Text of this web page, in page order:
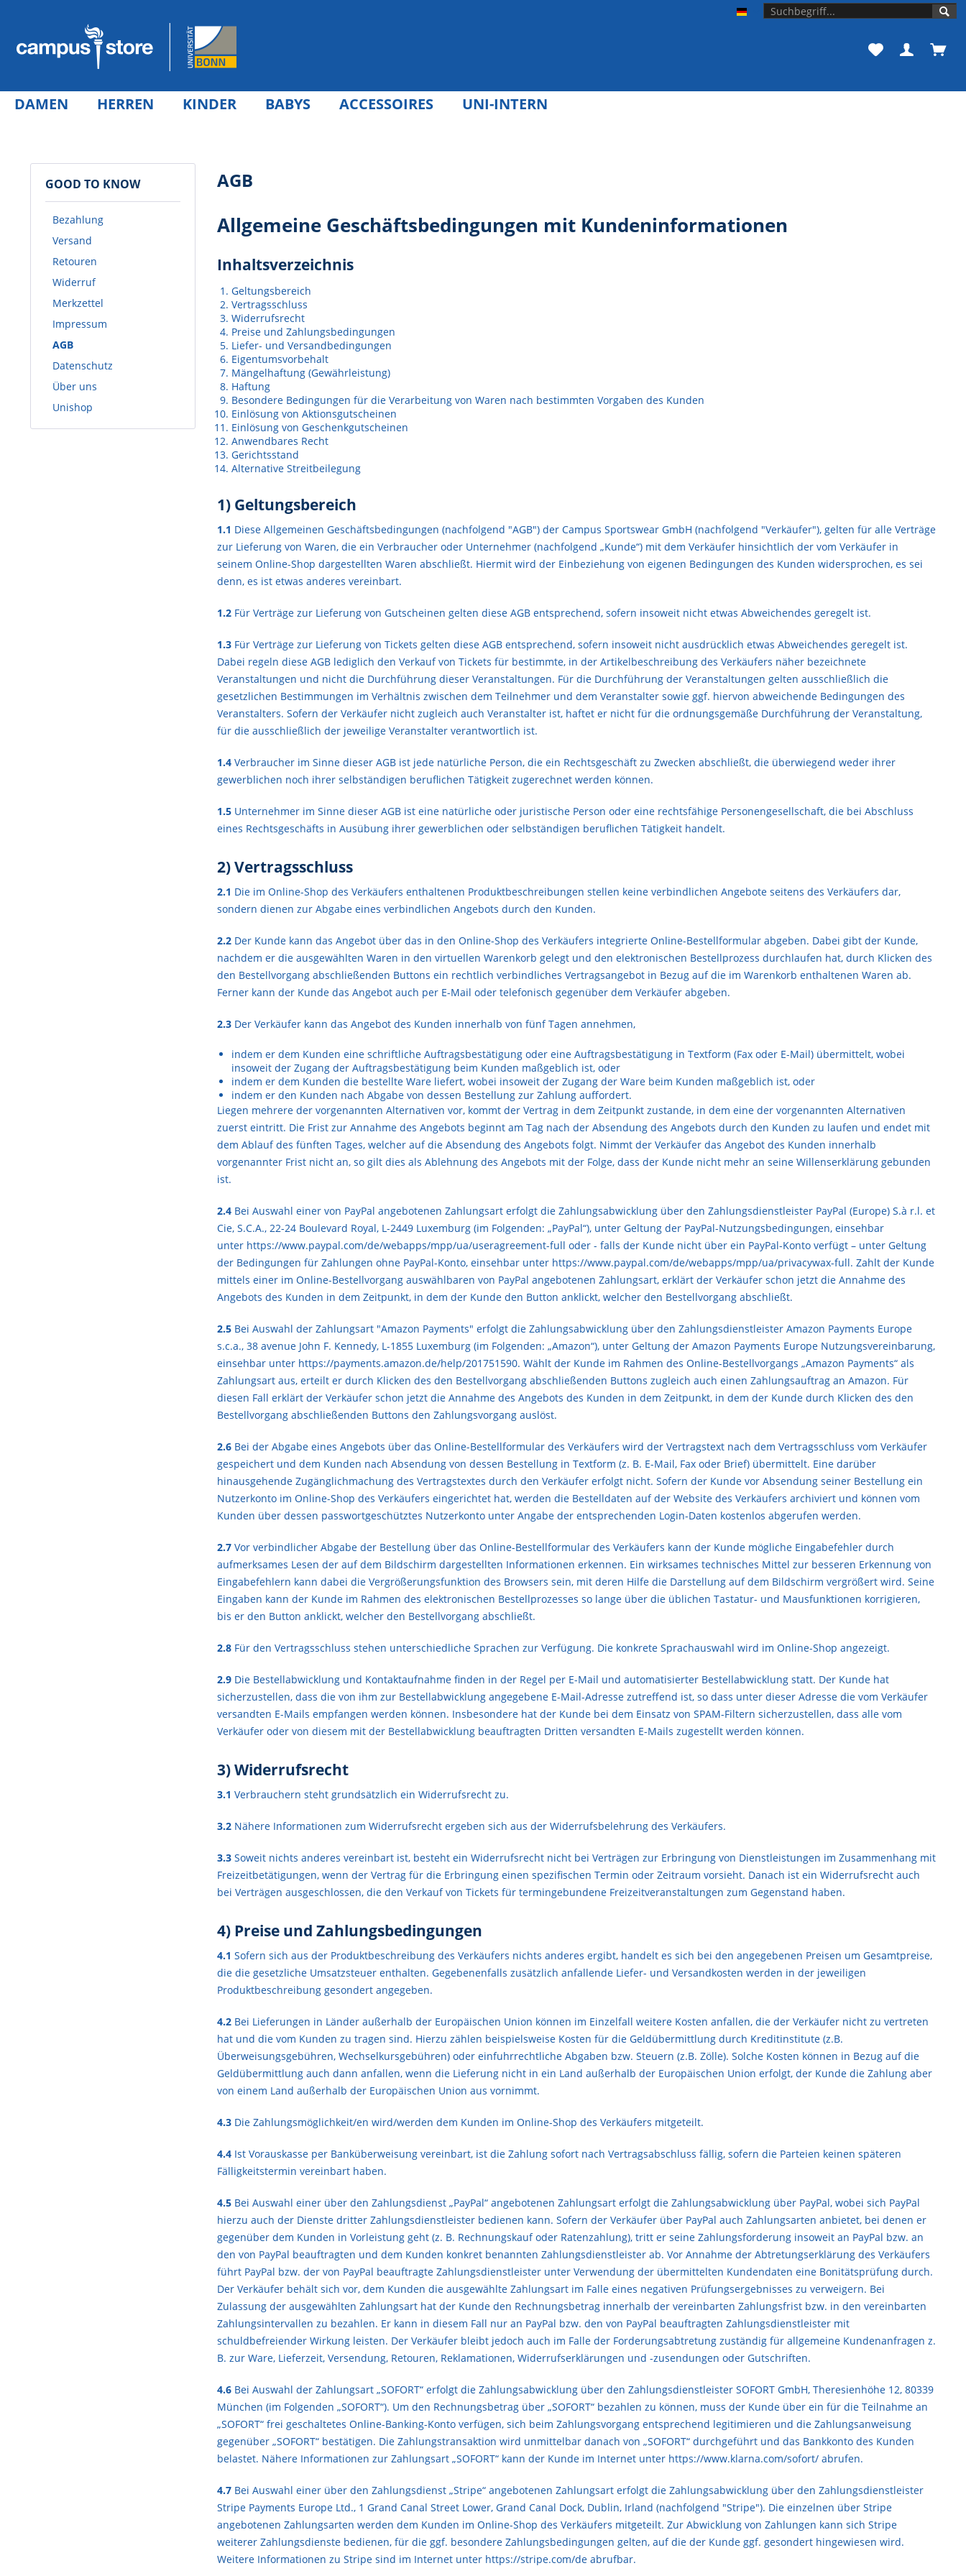
Unishop der Universität Bonn
DAMEN HERREN KINDER BABYS ACCESSOIRES UNI-INTERN
GOOD TO KNOW
Bezahlung
Versand
Retouren
Widerruf
Merkzettel
Impressum
AGB
Datenschutz
Über uns
Unishop
AGB
Allgemeine Geschäftsbedingungen mit Kundeninformationen
Inhaltsverzeichnis
Geltungsbereich
Vertragsschluss
Widerrufsrecht
Preise und Zahlungsbedingungen
Liefer- und Versandbedingungen
Eigentumsvorbehalt
Mängelhaftung (Gewährleistung)
Haftung
Besondere Bedingungen für die Verarbeitung von Waren nach bestimmten Vorgaben des Kunden
Einlösung von Aktionsgutscheinen
Einlösung von Geschenkgutscheinen
Anwendbares Recht
Gerichtsstand
Alternative Streitbeilegung
1) Geltungsbereich
1.1 Diese Allgemeinen Geschäftsbedingungen (nachfolgend "AGB") der Campus Sportswear GmbH (nachfolgend "Verkäufer"), gelten für alle Verträge
zur Lieferung von Waren, die ein Verbraucher oder Unternehmer (nachfolgend „Kunde“) mit dem Verkäufer hinsichtlich der vom Verkäufer in
seinem Online-Shop dargestellten Waren abschließt. Hiermit wird der Einbeziehung von eigenen Bedingungen des Kunden widersprochen, es sei
denn, es ist etwas anderes vereinbart.
1.2 Für Verträge zur Lieferung von Gutscheinen gelten diese AGB entsprechend, sofern insoweit nicht etwas Abweichendes geregelt ist.
1.3 Für Verträge zur Lieferung von Tickets gelten diese AGB entsprechend, sofern insoweit nicht ausdrücklich etwas Abweichendes geregelt ist.
Dabei regeln diese AGB lediglich den Verkauf von Tickets für bestimmte, in der Artikelbeschreibung des Verkäufers näher bezeichnete
Veranstaltungen und nicht die Durchführung dieser Veranstaltungen. Für die Durchführung der Veranstaltungen gelten ausschließlich die
gesetzlichen Bestimmungen im Verhältnis zwischen dem Teilnehmer und dem Veranstalter sowie ggf. hiervon abweichende Bedingungen des
Veranstalters. Sofern der Verkäufer nicht zugleich auch Veranstalter ist, haftet er nicht für die ordnungsgemäße Durchführung der Veranstaltung,
für die ausschließlich der jeweilige Veranstalter verantwortlich ist.
1.4 Verbraucher im Sinne dieser AGB ist jede natürliche Person, die ein Rechtsgeschäft zu Zwecken abschließt, die überwiegend weder ihrer
gewerblichen noch ihrer selbständigen beruflichen Tätigkeit zugerechnet werden können.
1.5 Unternehmer im Sinne dieser AGB ist eine natürliche oder juristische Person oder eine rechtsfähige Personengesellschaft, die bei Abschluss
eines Rechtsgeschäfts in Ausübung ihrer gewerblichen oder selbständigen beruflichen Tätigkeit handelt.
2) Vertragsschluss
2.1 Die im Online-Shop des Verkäufers enthaltenen Produktbeschreibungen stellen keine verbindlichen Angebote seitens des Verkäufers dar,
sondern dienen zur Abgabe eines verbindlichen Angebots durch den Kunden.
2.2 Der Kunde kann das Angebot über das in den Online-Shop des Verkäufers integrierte Online-Bestellformular abgeben. Dabei gibt der Kunde,
nachdem er die ausgewählten Waren in den virtuellen Warenkorb gelegt und den elektronischen Bestellprozess durchlaufen hat, durch Klicken des
den Bestellvorgang abschließenden Buttons ein rechtlich verbindliches Vertragsangebot in Bezug auf die im Warenkorb enthaltenen Waren ab.
Ferner kann der Kunde das Angebot auch per E-Mail oder telefonisch gegenüber dem Verkäufer abgeben.
2.3 Der Verkäufer kann das Angebot des Kunden innerhalb von fünf Tagen annehmen,
indem er dem Kunden eine schriftliche Auftragsbestätigung oder eine Auftragsbestätigung in Textform (Fax oder E-Mail) übermittelt, wobei
insoweit der Zugang der Auftragsbestätigung beim Kunden maßgeblich ist, oder
indem er dem Kunden die bestellte Ware liefert, wobei insoweit der Zugang der Ware beim Kunden maßgeblich ist, oder
indem er den Kunden nach Abgabe von dessen Bestellung zur Zahlung auffordert.
Liegen mehrere der vorgenannten Alternativen vor, kommt der Vertrag in dem Zeitpunkt zustande, in dem eine der vorgenannten Alternativen
zuerst eintritt. Die Frist zur Annahme des Angebots beginnt am Tag nach der Absendung des Angebots durch den Kunden zu laufen und endet mit
dem Ablauf des fünften Tages, welcher auf die Absendung des Angebots folgt. Nimmt der Verkäufer das Angebot des Kunden innerhalb
vorgenannter Frist nicht an, so gilt dies als Ablehnung des Angebots mit der Folge, dass der Kunde nicht mehr an seine Willenserklärung gebunden
ist.
2.4 Bei Auswahl einer von PayPal angebotenen Zahlungsart erfolgt die Zahlungsabwicklung über den Zahlungsdienstleister PayPal (Europe) S.à r.l. et
Cie, S.C.A., 22-24 Boulevard Royal, L-2449 Luxemburg (im Folgenden: „PayPal“), unter Geltung der PayPal-Nutzungsbedingungen, einsehbar
unter https://www.paypal.com/de/webapps/mpp/ua/useragreement-full oder - falls der Kunde nicht über ein PayPal-Konto verfügt – unter Geltung
der Bedingungen für Zahlungen ohne PayPal-Konto, einsehbar unter https://www.paypal.com/de/webapps/mpp/ua/privacywax-full. Zahlt der Kunde
mittels einer im Online-Bestellvorgang auswählbaren von PayPal angebotenen Zahlungsart, erklärt der Verkäufer schon jetzt die Annahme des
Angebots des Kunden in dem Zeitpunkt, in dem der Kunde den Button anklickt, welcher den Bestellvorgang abschließt.
2.5 Bei Auswahl der Zahlungsart "Amazon Payments" erfolgt die Zahlungsabwicklung über den Zahlungsdienstleister Amazon Payments Europe
s.c.a., 38 avenue John F. Kennedy, L-1855 Luxemburg (im Folgenden: „Amazon“), unter Geltung der Amazon Payments Europe Nutzungsvereinbarung,
einsehbar unter https://payments.amazon.de/help/201751590. Wählt der Kunde im Rahmen des Online-Bestellvorgangs „Amazon Payments“ als
Zahlungsart aus, erteilt er durch Klicken des den Bestellvorgang abschließenden Buttons zugleich auch einen Zahlungsauftrag an Amazon. Für
diesen Fall erklärt der Verkäufer schon jetzt die Annahme des Angebots des Kunden in dem Zeitpunkt, in dem der Kunde durch Klicken des den
Bestellvorgang abschließenden Buttons den Zahlungsvorgang auslöst.
2.6 Bei der Abgabe eines Angebots über das Online-Bestellformular des Verkäufers wird der Vertragstext nach dem Vertragsschluss vom Verkäufer
gespeichert und dem Kunden nach Absendung von dessen Bestellung in Textform (z. B. E-Mail, Fax oder Brief) übermittelt. Eine darüber
hinausgehende Zugänglichmachung des Vertragstextes durch den Verkäufer erfolgt nicht. Sofern der Kunde vor Absendung seiner Bestellung ein
Nutzerkonto im Online-Shop des Verkäufers eingerichtet hat, werden die Bestelldaten auf der Website des Verkäufers archiviert und können vom
Kunden über dessen passwortgeschütztes Nutzerkonto unter Angabe der entsprechenden Login-Daten kostenlos abgerufen werden.
2.7 Vor verbindlicher Abgabe der Bestellung über das Online-Bestellformular des Verkäufers kann der Kunde mögliche Eingabefehler durch
aufmerksames Lesen der auf dem Bildschirm dargestellten Informationen erkennen. Ein wirksames technisches Mittel zur besseren Erkennung von
Eingabefehlern kann dabei die Vergrößerungsfunktion des Browsers sein, mit deren Hilfe die Darstellung auf dem Bildschirm vergrößert wird. Seine
Eingaben kann der Kunde im Rahmen des elektronischen Bestellprozesses so lange über die üblichen Tastatur- und Mausfunktionen korrigieren,
bis er den Button anklickt, welcher den Bestellvorgang abschließt.
2.8 Für den Vertragsschluss stehen unterschiedliche Sprachen zur Verfügung. Die konkrete Sprachauswahl wird im Online-Shop angezeigt.
2.9 Die Bestellabwicklung und Kontaktaufnahme finden in der Regel per E-Mail und automatisierter Bestellabwicklung statt. Der Kunde hat
sicherzustellen, dass die von ihm zur Bestellabwicklung angegebene E-Mail-Adresse zutreffend ist, so dass unter dieser Adresse die vom Verkäufer
versandten E-Mails empfangen werden können. Insbesondere hat der Kunde bei dem Einsatz von SPAM-Filtern sicherzustellen, dass alle vom
Verkäufer oder von diesem mit der Bestellabwicklung beauftragten Dritten versandten E-Mails zugestellt werden können.
3) Widerrufsrecht
3.1 Verbrauchern steht grundsätzlich ein Widerrufsrecht zu.
3.2 Nähere Informationen zum Widerrufsrecht ergeben sich aus der Widerrufsbelehrung des Verkäufers.
3.3 Soweit nichts anderes vereinbart ist, besteht ein Widerrufsrecht nicht bei Verträgen zur Erbringung von Dienstleistungen im Zusammenhang mit
Freizeitbetätigungen, wenn der Vertrag für die Erbringung einen spezifischen Termin oder Zeitraum vorsieht. Danach ist ein Widerrufsrecht auch
bei Verträgen ausgeschlossen, die den Verkauf von Tickets für termingebundene Freizeitveranstaltungen zum Gegenstand haben.
4) Preise und Zahlungsbedingungen
4.1 Sofern sich aus der Produktbeschreibung des Verkäufers nichts anderes ergibt, handelt es sich bei den angegebenen Preisen um Gesamtpreise,
die die gesetzliche Umsatzsteuer enthalten. Gegebenenfalls zusätzlich anfallende Liefer- und Versandkosten werden in der jeweiligen
Produktbeschreibung gesondert angegeben.
4.2 Bei Lieferungen in Länder außerhalb der Europäischen Union können im Einzelfall weitere Kosten anfallen, die der Verkäufer nicht zu vertreten
hat und die vom Kunden zu tragen sind. Hierzu zählen beispielsweise Kosten für die Geldübermittlung durch Kreditinstitute (z.B.
Überweisungsgebühren, Wechselkursgebühren) oder einfuhrrechtliche Abgaben bzw. Steuern (z.B. Zölle). Solche Kosten können in Bezug auf die
Geldübermittlung auch dann anfallen, wenn die Lieferung nicht in ein Land außerhalb der Europäischen Union erfolgt, der Kunde die Zahlung aber
von einem Land außerhalb der Europäischen Union aus vornimmt.
4.3 Die Zahlungsmöglichkeit/en wird/werden dem Kunden im Online-Shop des Verkäufers mitgeteilt.
4.4 Ist Vorauskasse per Banküberweisung vereinbart, ist die Zahlung sofort nach Vertragsabschluss fällig, sofern die Parteien keinen späteren
Fälligkeitstermin vereinbart haben.
4.5 Bei Auswahl einer über den Zahlungsdienst „PayPal“ angebotenen Zahlungsart erfolgt die Zahlungsabwicklung über PayPal, wobei sich PayPal
hierzu auch der Dienste dritter Zahlungsdienstleister bedienen kann. Sofern der Verkäufer über PayPal auch Zahlungsarten anbietet, bei denen er
gegenüber dem Kunden in Vorleistung geht (z. B. Rechnungskauf oder Ratenzahlung), tritt er seine Zahlungsforderung insoweit an PayPal bzw. an
den von PayPal beauftragten und dem Kunden konkret benannten Zahlungsdienstleister ab. Vor Annahme der Abtretungserklärung des Verkäufers
führt PayPal bzw. der von PayPal beauftragte Zahlungsdienstleister unter Verwendung der übermittelten Kundendaten eine Bonitätsprüfung durch.
Der Verkäufer behält sich vor, dem Kunden die ausgewählte Zahlungsart im Falle eines negativen Prüfungsergebnisses zu verweigern. Bei
Zulassung der ausgewählten Zahlungsart hat der Kunde den Rechnungsbetrag innerhalb der vereinbarten Zahlungsfrist bzw. in den vereinbarten
Zahlungsintervallen zu bezahlen. Er kann in diesem Fall nur an PayPal bzw. den von PayPal beauftragten Zahlungsdienstleister mit
schuldbefreiender Wirkung leisten. Der Verkäufer bleibt jedoch auch im Falle der Forderungsabtretung zuständig für allgemeine Kundenanfragen z.
B. zur Ware, Lieferzeit, Versendung, Retouren, Reklamationen, Widerrufserklärungen und -zusendungen oder Gutschriften.
4.6 Bei Auswahl der Zahlungsart „SOFORT“ erfolgt die Zahlungsabwicklung über den Zahlungsdienstleister SOFORT GmbH, Theresienhöhe 12, 80339
München (im Folgenden „SOFORT“). Um den Rechnungsbetrag über „SOFORT“ bezahlen zu können, muss der Kunde über ein für die Teilnahme an
„SOFORT“ frei geschaltetes Online-Banking-Konto verfügen, sich beim Zahlungsvorgang entsprechend legitimieren und die Zahlungsanweisung
gegenüber „SOFORT“ bestätigen. Die Zahlungstransaktion wird unmittelbar danach von „SOFORT“ durchgeführt und das Bankkonto des Kunden
belastet. Nähere Informationen zur Zahlungsart „SOFORT“ kann der Kunde im Internet unter https://www.klarna.com/sofort/ abrufen.
4.7 Bei Auswahl einer über den Zahlungsdienst „Stripe“ angebotenen Zahlungsart erfolgt die Zahlungsabwicklung über den Zahlungsdienstleister
Stripe Payments Europe Ltd., 1 Grand Canal Street Lower, Grand Canal Dock, Dublin, Irland (nachfolgend "Stripe"). Die einzelnen über Stripe
angebotenen Zahlungsarten werden dem Kunden im Online-Shop des Verkäufers mitgeteilt. Zur Abwicklung von Zahlungen kann sich Stripe
weiterer Zahlungsdienste bedienen, für die ggf. besondere Zahlungsbedingungen gelten, auf die der Kunde ggf. gesondert hingewiesen wird.
Weitere Informationen zu Stripe sind im Internet unter https://stripe.com/de abrufbar.